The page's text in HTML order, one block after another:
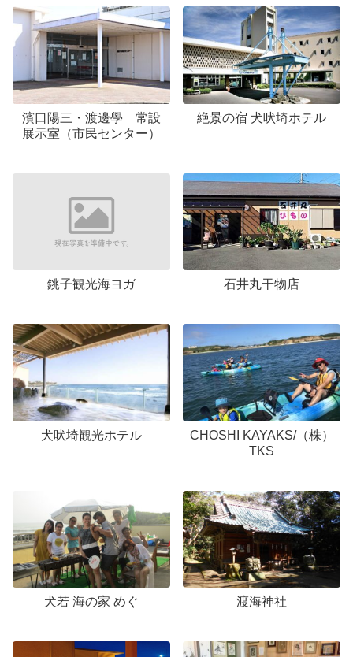
濱口陽三・渡邊學 常設
展示室（市民センター）
絶景の宿 犬吠埼ホテル
銚子観光海ヨガ 石井丸干物店
犬吠埼観光ホテル
CHOSHI KAYAKS/（株）
TKS
犬若 海の家 めぐ 渡海神社